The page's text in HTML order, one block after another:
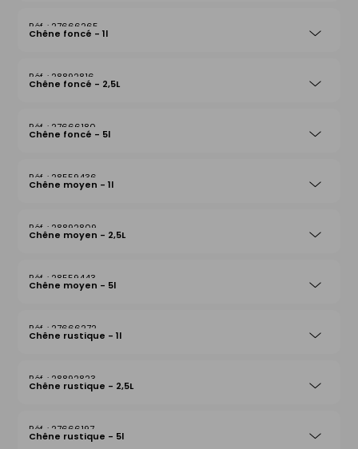
27666265
Chêne foncé - 1l
28892816
Chêne foncé - 2,5L
27666180
Chêne foncé - 5l
28559436
Chêne moyen - 1l
28892809
Chêne moyen - 2,5L
28559443
Chêne moyen - 5l
27666272
Chêne rustique - 1l
28892823
Chêne rustique - 2,5L
27666197
Chêne rustique - 5l